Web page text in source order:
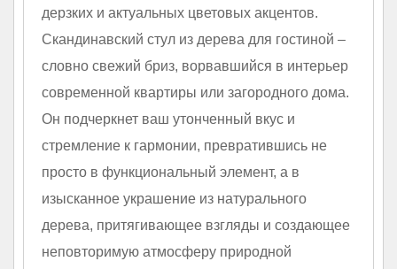
дерзких и актуальных цветовых акцентов.
Скандинавский стул из дерева для гостиной –
словно свежий бриз, ворвавшийся в интерьер
современной квартиры или загородного дома.
Он подчеркнет ваш утонченный вкус и
стремление к гармонии, превратившись не
просто в функциональный элемент, а в
изысканное украшение из натурального
дерева, притягивающее взгляды и создающее
неповторимую атмосферу природной